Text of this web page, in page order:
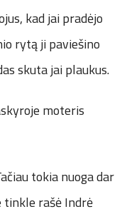
kad jai pradėjo
rytą ji paviešino
skuta jai plaukus.
moteris
tokia nuoga dar
tinkle rašė Indrė